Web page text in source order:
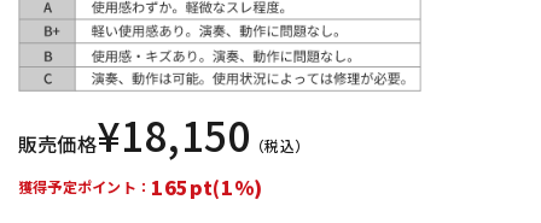
販売価格¥18,150 （税込）
獲得予定ポイント： 165pt(1%)